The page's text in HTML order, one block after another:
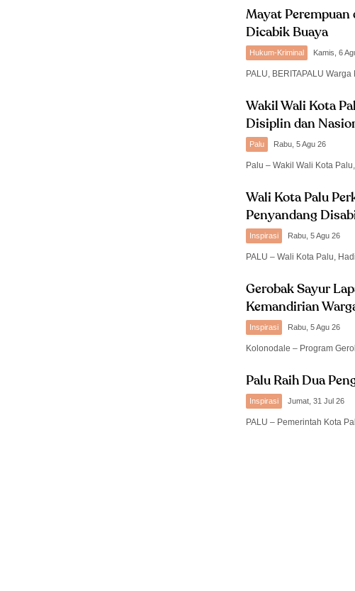
Mayat Perempuan
Dicabik Buaya
Hukum-Kriminal Kamis, 6
PALU, BERITAPALU
Wakil Wali Kota
Disiplin dan
Palu Rabu, 5 Agu 26
Palu – Wakil Wali Kota
Wali Kota Palu
Penyandang
Inspirasi Rabu, 5 Agu 26
PALU – Wali Kota Palu,
Gerobak Sayur
Kemandirian
Inspirasi Rabu, 5 Agu 26
Kolonodale – Program
Palu Raih Dua
Inspirasi Jumat, 31 Jul 26
PALU – Pemerintah Kota